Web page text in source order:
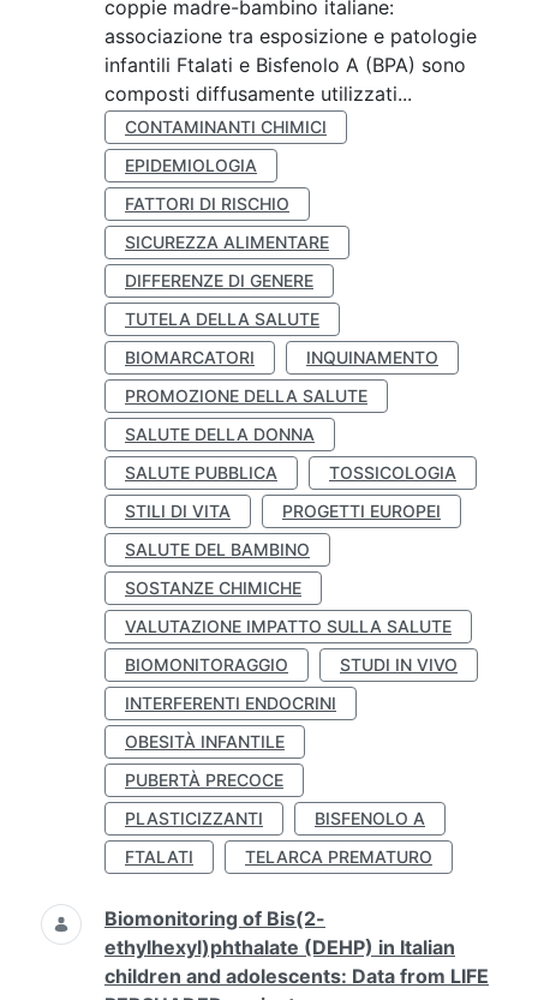
coppie madre-bambino italiane:
associazione tra esposizione e patologie
infantili Ftalati e Bisfenolo A (BPA) sono
composti diffusamente utilizzati...
CONTAMINANTI CHIMICI
EPIDEMIOLOGIA
FATTORI DI RISCHIO
SICUREZZA ALIMENTARE
DIFFERENZE DI GENERE
TUTELA DELLA SALUTE
BIOMARCATORI
INQUINAMENTO
PROMOZIONE DELLA SALUTE
SALUTE DELLA DONNA
SALUTE PUBBLICA
TOSSICOLOGIA
STILI DI VITA
PROGETTI EUROPEI
SALUTE DEL BAMBINO
SOSTANZE CHIMICHE
VALUTAZIONE IMPATTO SULLA SALUTE
BIOMONITORAGGIO
STUDI IN VIVO
INTERFERENTI ENDOCRINI
OBESITÀ INFANTILE
PUBERTÀ PRECOCE
PLASTICIZZANTI
BISFENOLO A
FTALATI
TELARCA PREMATURO
Biomonitoring of Bis(2-
ethylhexyl)phthalate (DEHP) in Italian
children and adolescents: Data from LIFE